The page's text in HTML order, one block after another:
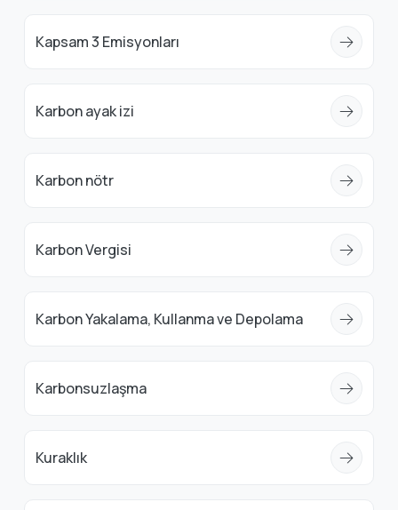
Kapsam 3 Emisyonları
Karbon ayak izi
Karbon nötr
Karbon Vergisi
Karbon Yakalama, Kullanma ve Depolama
Karbonsuzlaşma
Kuraklık